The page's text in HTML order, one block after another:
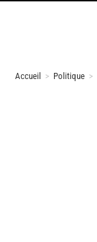
Accueil > Politique >